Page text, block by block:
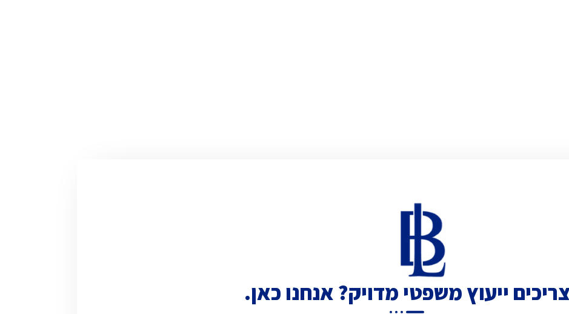
ייעוץ משפטי מדויק? אנחנו כאן.